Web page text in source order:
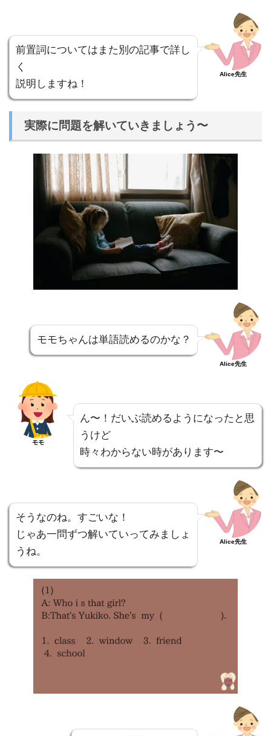
前置詞についてはまた別の記事で詳し
く
説明しますね！
Alice先生
実際に問題を解いていきましょう〜
モモちゃんは単語読めるのかな？
Alice先生
モモ
ん〜！だいぶ読めるようになったと思
うけど
時々わからない時があります〜
そうなのね。すごいな！
じゃあ一問ずつ解いていってみましょ
うね。
Alice先生